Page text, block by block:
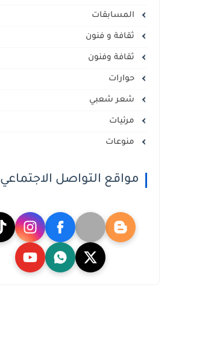
المسابقات
ثقافة و فنون
ثقافة وفنون
حوارات
شعر شعبي
مرئيات
منوعات
مواقع التواصل الاجتماعي